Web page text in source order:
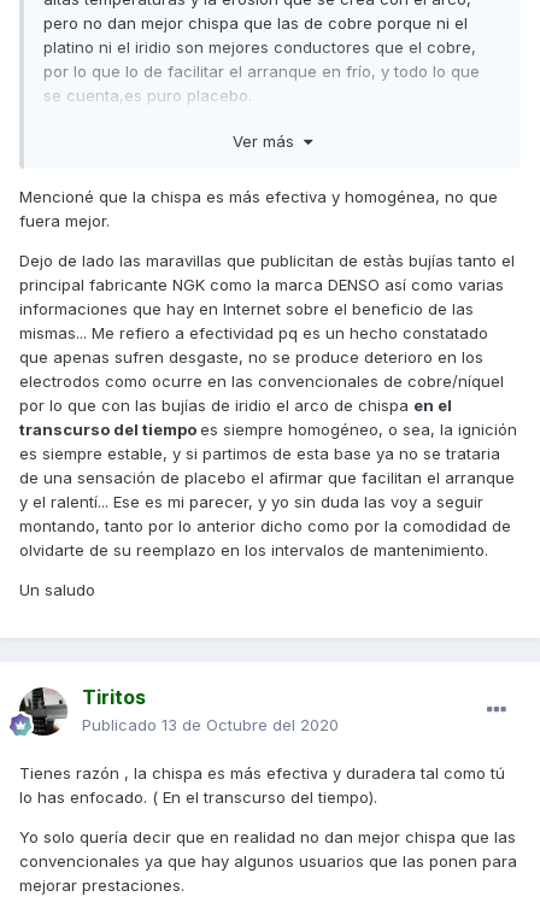
pero no dan mejor chispa que las de cobre porque ni el
platino ni el iridio son mejores conductores que el cobre,
por lo que lo de facilitar el arranque en frío, y todo lo que
se cuenta,es puro placebo.
Ver más
Mencioné que la chispa es más efectiva y homogénea, no que
fuera mejor.
Dejo de lado las maravillas que publicitan de estàs bujías tanto el
principal fabricante NGK como la marca DENSO así como varias
informaciones que hay en Internet sobre el beneficio de las
mismas... Me refiero a efectividad pq es un hecho constatado
que apenas sufren desgaste, no se produce deterioro en los
electrodos como ocurre en las convencionales de cobre/níquel
por lo que con las bujías de iridio el arco de chispa en el
transcurso del tiempoes siempre homogéneo, o sea, la ignición
es siempre estable, y si partimos de esta base ya no se trataria
de una sensación de placebo el afirmar que facilitan el arranque
y el ralentí... Ese es mi parecer, y yo sin duda las voy a seguir
montando, tanto por lo anterior dicho como por la comodidad de
olvidarte de su reemplazo en los intervalos de mantenimiento.
Un saludo
Tiritos
Publicado 13 de Octubre del 2020
Tienes razón , la chispa es más efectiva y duradera tal como tú
lo has enfocado. ( En el transcurso del tiempo).
Yo solo quería decir que en realidad no dan mejor chispa que las
convencionales ya que hay algunos usuarios que las ponen para
mejorar prestaciones.